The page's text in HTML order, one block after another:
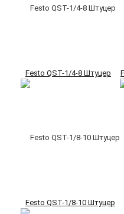
Festo QST-1/4-8 Штуцер
Festo QST-1/8-10 Штуцер